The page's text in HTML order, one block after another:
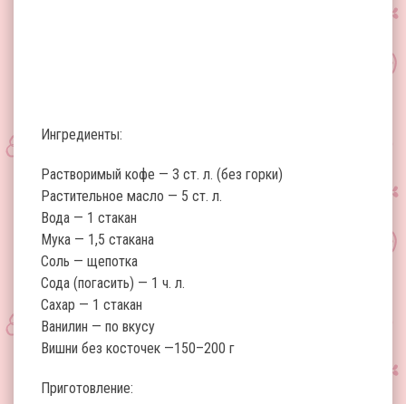
Ингредиенты:
Растворимый кофе — 3 ст. л. (без горки)
Растительное масло — 5 ст. л.
Вода — 1 стакан
Мука — 1,5 стакана
Соль — щепотка
Сода (погасить) — 1 ч. л.
Сахар — 1 стакан
Ванилин — по вкусу
Вишни без косточек —150–200 г
Приготовление: